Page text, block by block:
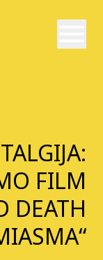
FILM
DEATH